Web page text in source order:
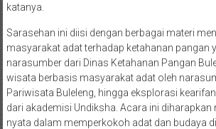
katanya.
Sarasehan ini diisi dengan berbagai materi
masyarakat adat terhadap ketahanan pangan
narasumber dari Dinas Ketahanan Pangan
wisata berbasis masyarakat adat oleh
Pariwisata Buleleng, hingga eksplorasi
dari akademisi Undiksha. Acara ini diharapkan
nyata dalam memperkokoh adat dan budaya